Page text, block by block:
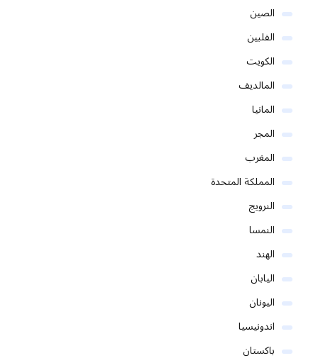
الصين
الفلبين
الكويت
المالديف
المانيا
المجر
المغرب
المملكة المتحدة
النرويج
النمسا
الهند
اليابان
اليونان
اندونيسيا
باكستان